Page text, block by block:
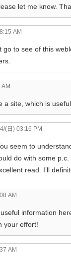
let me know.
AM
go to see of this
a site, which is
(日) 03:16 PM
seem to
do with some
read. I’ll
AM
information
your effort!
AM